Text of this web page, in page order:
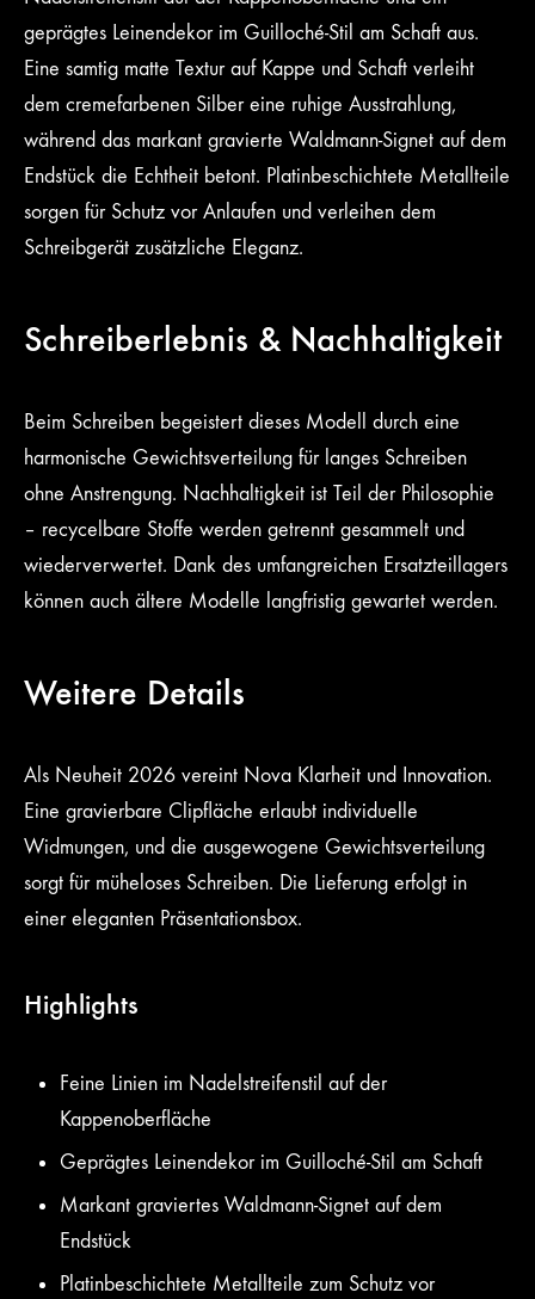
geprägtes Leinendekor im Guilloché-Stil am Schaft aus.
Eine samtig matte Textur auf Kappe und Schaft verleiht
dem cremefarbenen Silber eine ruhige Ausstrahlung,
während das markant gravierte Waldmann-Signet auf dem
Endstück die Echtheit betont. Platinbeschichtete Metallteile
sorgen für Schutz vor Anlaufen und verleihen dem
Schreibgerät zusätzliche Eleganz.
Schreiberlebnis & Nachhaltigkeit
Beim Schreiben begeistert dieses Modell durch eine
harmonische Gewichtsverteilung für langes Schreiben
ohne Anstrengung. Nachhaltigkeit ist Teil der Philosophie
– recycelbare Stoffe werden getrennt gesammelt und
wiederverwertet. Dank des umfangreichen Ersatzteillagers
können auch ältere Modelle langfristig gewartet werden.
Weitere Details
Als Neuheit 2026 vereint Nova Klarheit und Innovation.
Eine gravierbare Clipfläche erlaubt individuelle
Widmungen, und die ausgewogene Gewichtsverteilung
sorgt für müheloses Schreiben. Die Lieferung erfolgt in
einer eleganten Präsentationsbox.
Highlights
Feine Linien im Nadelstreifenstil auf der
Kappenoberfläche
Geprägtes Leinendekor im Guilloché-Stil am Schaft
Markant graviertes Waldmann-Signet auf dem
Endstück
Platinbeschichtete Metallteile zum Schutz vor